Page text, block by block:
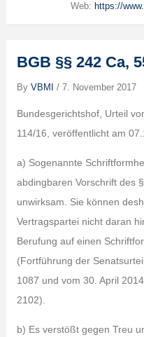
Web: https://
BGB §§ 242 Ca,
By VBMI / 7. November 2017
Bundesgerichtshof, Urteil
114/16, veröffentlicht am
a) Sogenannte
abdingbaren Vorschrift des
unwirksam. Sie können
Vertragspartei nicht daran
Berufung auf einen
(Fortführung der
1087 und vom 30. April
2102).
b) Es verstößt gegen Treu